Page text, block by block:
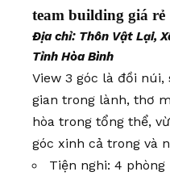
team building giá rẻ
Địa chỉ: Thôn Vật Lại,
Tỉnh Hòa Bình
View 3 góc là đồi
gian trong lành, thơ
hòa trong tổng thể,
góc xinh cả trong và
Tiện nghi: 4 phòng